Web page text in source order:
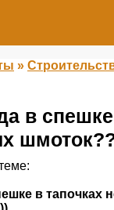
»
в
в тапочках